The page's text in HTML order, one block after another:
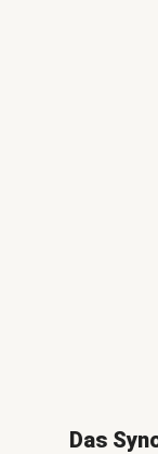
Das